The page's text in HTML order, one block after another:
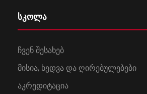
სკოლა
ჩვენ შესახებ
მისია, ხედვა და ღირებულებები
აკრედიტაცია